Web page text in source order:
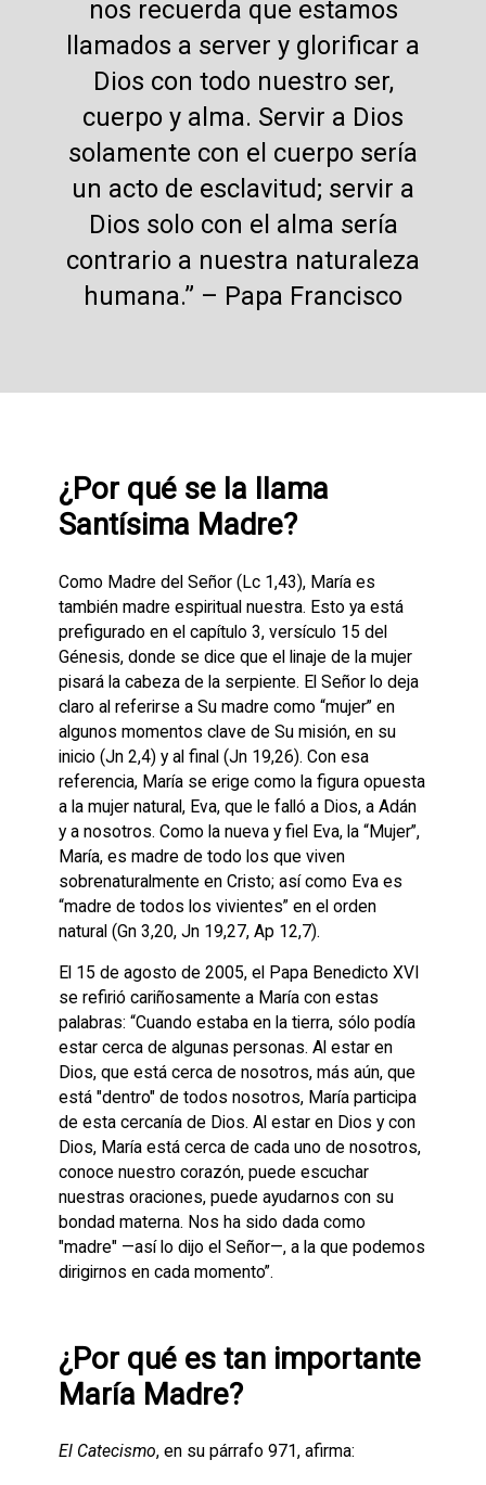
nos recuerda que estamos
llamados a server y glorificar a
Dios con todo nuestro ser,
cuerpo y alma. Servir a Dios
solamente con el cuerpo sería
un acto de esclavitud; servir a
Dios solo con el alma sería
contrario a nuestra naturaleza
humana.” – Papa Francisco
¿Por qué se la llama
Santísima Madre?
Como Madre del Señor (Lc 1,43), María es
también madre espiritual nuestra. Esto ya está
prefigurado en el capítulo 3, versículo 15 del
Génesis, donde se dice que el linaje de la mujer
pisará la cabeza de la serpiente. El Señor lo deja
claro al referirse a Su madre como “mujer” en
algunos momentos clave de Su misión, en su
inicio (Jn 2,4) y al final (Jn 19,26). Con esa
referencia, María se erige como la figura opuesta
a la mujer natural, Eva, que le falló a Dios, a Adán
y a nosotros. Como la nueva y fiel Eva, la “Mujer”,
María, es madre de todo los que viven
sobrenaturalmente en Cristo; así como Eva es
“madre de todos los vivientes” en el orden
natural (Gn 3,20, Jn 19,27, Ap 12,7).
El 15 de agosto de 2005, el Papa Benedicto XVI
se refirió cariñosamente a María con estas
palabras: “Cuando estaba en la tierra, sólo podía
estar cerca de algunas personas. Al estar en
Dios, que está cerca de nosotros, más aún, que
está "dentro" de todos nosotros, María participa
de esta cercanía de Dios. Al estar en Dios y con
Dios, María está cerca de cada uno de nosotros,
conoce nuestro corazón, puede escuchar
nuestras oraciones, puede ayudarnos con su
bondad materna. Nos ha sido dada como
"madre" —así lo dijo el Señor—, a la que podemos
dirigirnos en cada momento”.
¿Por qué es tan importante
María Madre?
El Catecismo, en su párrafo 971, afirma: